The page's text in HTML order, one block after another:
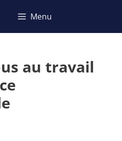
Menu
au travail